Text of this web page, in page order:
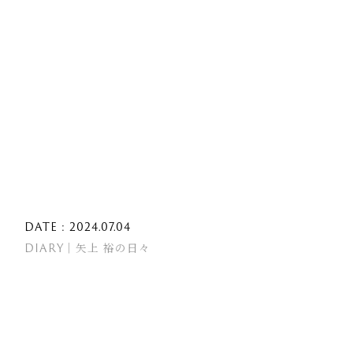
DATE : 2024.07.04
DIARY｜矢上 裕の日々